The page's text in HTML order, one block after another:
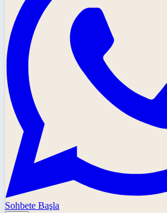
Sohbete Başla